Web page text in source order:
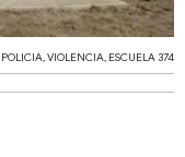
POLICIA,VIOLENCIA, ESCUELA 374